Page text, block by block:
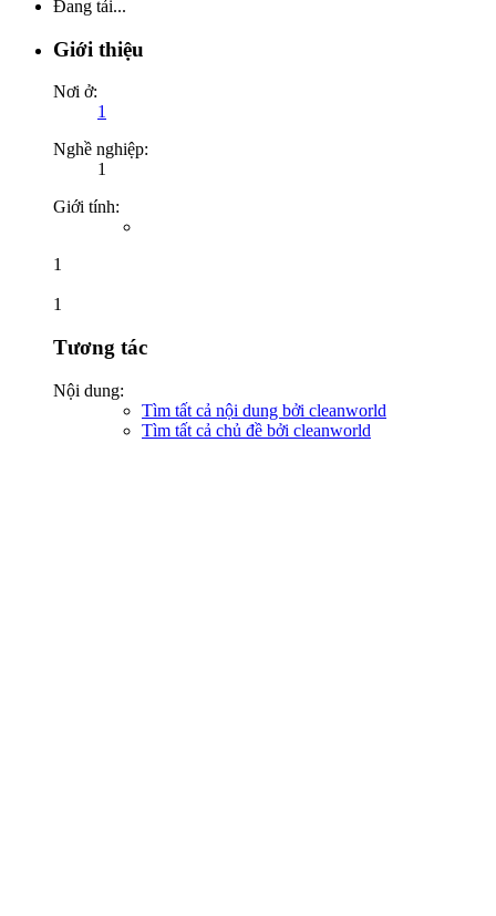
Đang tải...
Giới thiệu
Nơi ở:
1
Nghề nghiệp:
1
Giới tính:
1
1
Tương tác
Nội dung:
Tìm tất cả nội dung bởi cleanworld
Tìm tất cả chủ đề bởi cleanworld